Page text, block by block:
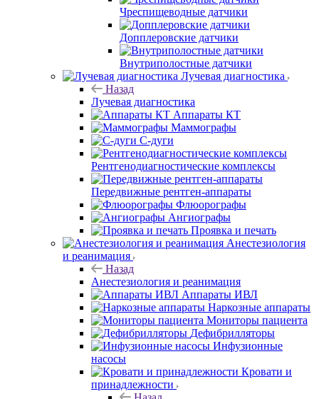
Чреспищеводные датчики
Допплеровские датчики
Внутриполостные датчики
Лучевая диагностика
Назад
Лучевая диагностика
Аппараты КТ
Маммографы
С-дуги
Рентгенодиагностические комплексы
Передвижные рентген-аппараты
Флюорографы
Ангиографы
Проявка и печать
Анестезиология
и реанимация
Назад
Анестезиология и реанимация
Аппараты ИВЛ
Наркозные аппараты
Мониторы пациента
Дефибрилляторы
Инфузионные
насосы
Кровати и
принадлежности